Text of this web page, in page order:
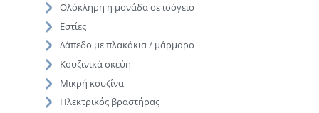
Ολόκληρη η μονάδα σε ισόγειο
Εστίες
Δάπεδο με πλακάκια / μάρμαρο
Κουζινικά σκεύη
Μικρή κουζίνα
Ηλεκτρικός βραστήρας